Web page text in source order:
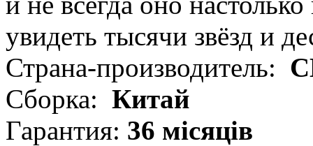
увидеть тысячи звёзд и
Страна-производитель:
Сборка: Китай
Гарантия: 36 місяців